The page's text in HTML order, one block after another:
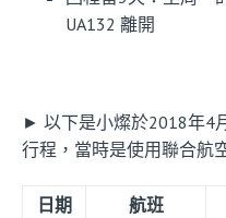
UA132 離開
► 以下是小燦於2018年4
行程，當時是使用聯合航
日期 航班